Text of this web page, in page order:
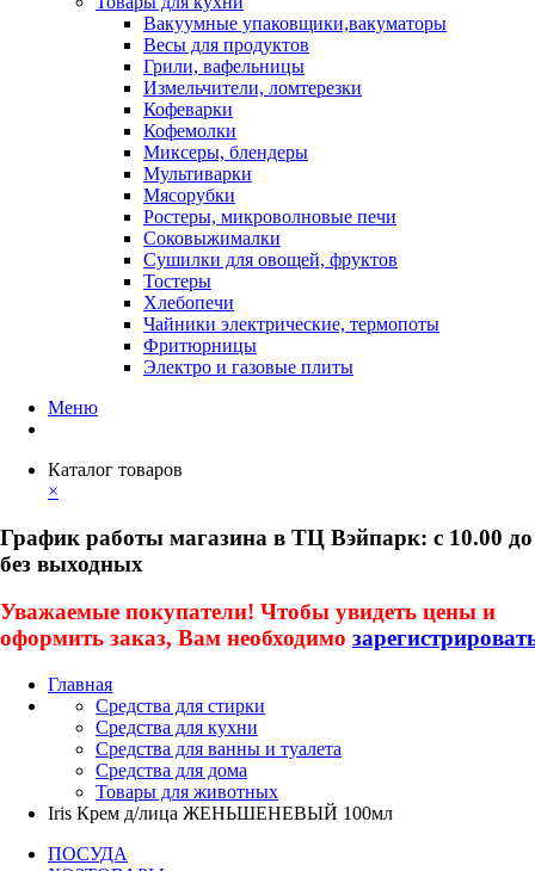
Вакуумные упаковщики,вакуматоры
Весы для продуктов
Грили, вафельницы
Измельчители, ломтерезки
Кофеварки
Кофемолки
Миксеры, блендеры
Мультиварки
Мясорубки
Ростеры, микроволновые печи
Соковыжималки
Сушилки для овощей, фруктов
Тостеры
Хлебопечи
Чайники электрические, термопоты
Фритюрницы
Электро и газовые плиты
Меню
Каталог товаров
×
График работы магазина в ТЦ Вэйпарк: с 10.00 до
без выходных
Уважаемые покупатели! Чтобы увидеть цены и
оформить заказ, Вам необходимо
Главная
Средства для стирки
Средства для кухни
Средства для ванны и туалета
Средства для дома
Товары для животных
Iris Крем д/лица ЖЕНЬШЕНЕВЫЙ 100мл
ПОСУДА